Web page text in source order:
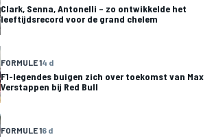
Clark, Senna, Antonelli – zo ontwikkelde het
leeftijdsrecord voor de grand chelem
FORMULE 14 d
F1-legendes buigen zich over toekomst van Max
Verstappen bij Red Bull
FORMULE 16 d